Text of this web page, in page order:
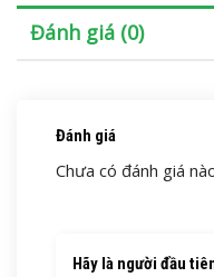
Đánh giá (0)
Đánh giá
Chưa có đánh giá
Hãy là người đầu